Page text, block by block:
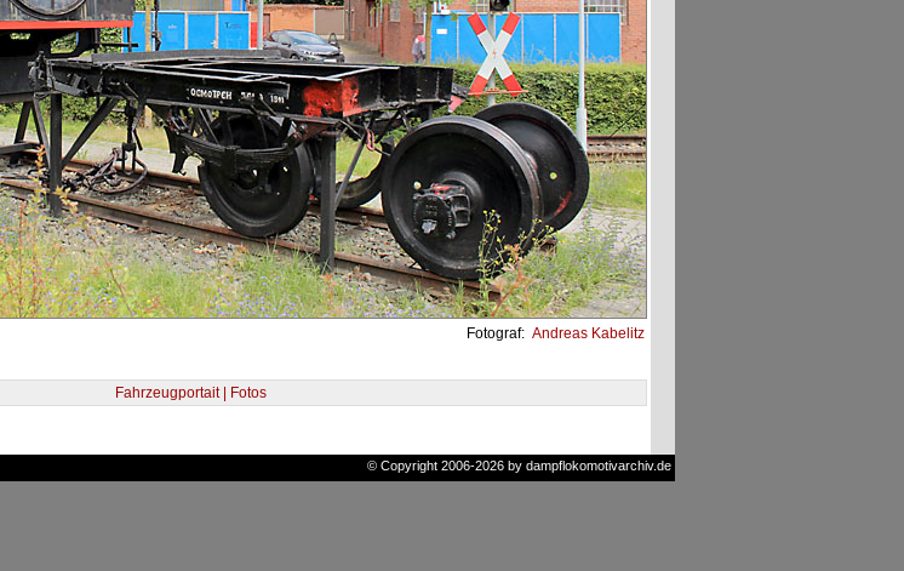
Fotograf: Andreas Kabelitz
Fahrzeugportait | Fotos
© Copyright 2006-2026 by dampflokomotivarchiv.de